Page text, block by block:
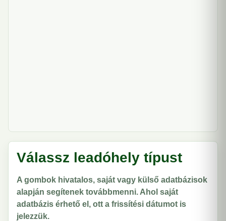
Válassz leadóhely típust
A gombok hivatalos, saját vagy külső adatbázisok
alapján segítenek továbbmenni. Ahol saját
adatbázis érhető el, ott a frissítési dátumot is
jelezzük.